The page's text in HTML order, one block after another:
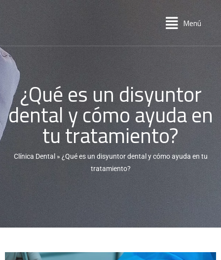
Menú
¿Qué es un disyuntor
dental y cómo ayuda en
tu tratamiento?
Clínica Dental » ¿Qué es un disyuntor dental y cómo ayuda en tu
tratamiento?